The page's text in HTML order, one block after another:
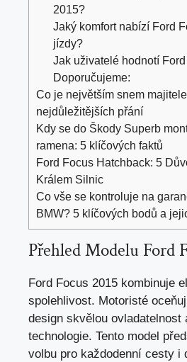
2015?
Jaký komfort nabízí Ford
jízdy?
Jak uživatelé hodnotí
Doporučujeme:
Co je největším snem
nejdůležitějších přání
Kdy se do Škody Superb
ramena: 5 klíčových faktů
Ford Focus Hatchback: 5
Králem Silnic
Co vše se kontroluje na
BMW? 5 klíčových bodů a
Přehled Modelu Ford
Ford Focus 2015 kombinuje
spolehlivost. Motoristé
design skvělou ovladatelnost
technologie. Tento model
volbu pro každodenní cesty i